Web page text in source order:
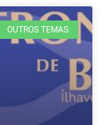
OUTROS TEMAS